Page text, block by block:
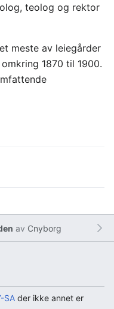
teolog og rektor
meste av leiegårder
1870 til 1900.
av Cnyborg
SA der ikke annet er